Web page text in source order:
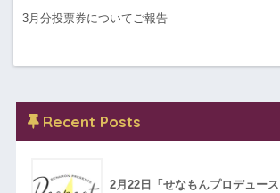
3月分投票券についてご報告
Recent Posts
2月22日「せなもんプロデュー